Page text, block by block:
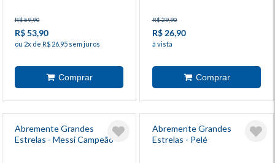
R$ 59,90
R$ 53,90
ou 2x de R$ 26,95 sem juros
R$ 29,90
R$ 26,90
à vista
Abremente Grandes
Estrelas - Messi Campeão
Abremente Grandes
Estrelas - Pelé